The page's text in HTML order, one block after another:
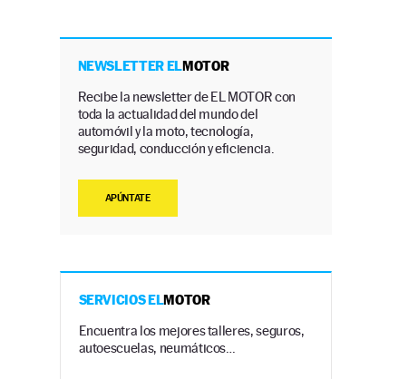
NEWSLETTER ELMOTOR
Recibe la newsletter de EL MOTOR con
toda la actualidad del mundo del
automóvil y la moto, tecnología,
seguridad, conducción y eficiencia.
APÚNTATE
SERVICIOS ELMOTOR
Encuentra los mejores talleres, seguros,
autoescuelas, neumáticos…